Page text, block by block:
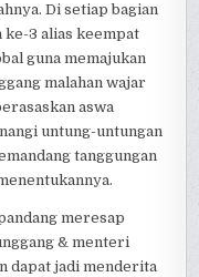
Di setiap bagian
ke-3 alias keempat
guna memajukan
malahan wajar
aswa
untung-untungan
tanggungan
meresap
& menteri
dapat jadi menderita